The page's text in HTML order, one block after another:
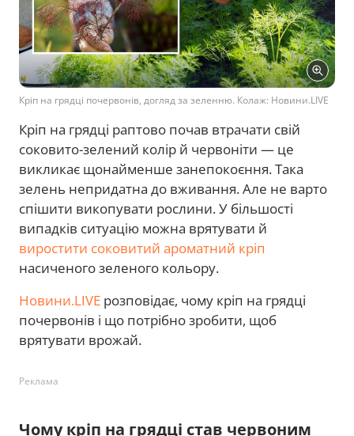
Кріп на грядці почервонів, догляд за зеленню. Колаж: Новини.LIVE
Кріп на грядці раптово почав втрачати свій
соковито-зелений колір й червоніти — це
викликає щонайменше занепокоєння. Така
зелень непридатна до вживання. Але не варто
спішити викопувати рослини. У більшості
випадків ситуацію можна врятувати й
виростити соковитий ароматний кріп
насиченого зеленого кольору.
Новини.LIVE розповідає, чому кріп на грядці
почервонів і що потрібно зробити, щоб
врятувати врожай.
Реклама
Чому кріп на грядці став червоним